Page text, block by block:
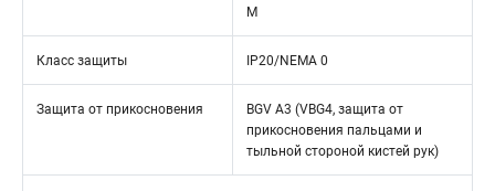
M
Класс защиты IP20/NEMA 0
Защита от прикосновения
BGV A3 (VBG4, защита от
прикосновения пальцами и
тыльной стороной кистей рук)